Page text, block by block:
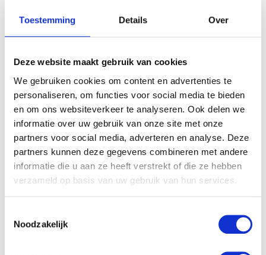
Toestemming Details Over
Deze website maakt gebruik van cookies
We gebruiken cookies om content en advertenties te
personaliseren, om functies voor social media te bieden
en om ons websiteverkeer te analyseren. Ook delen we
informatie over uw gebruik van onze site met onze
partners voor social media, adverteren en analyse. Deze
partners kunnen deze gegevens combineren met andere
informatie die u aan ze heeft verstrekt of die ze hebben
verzameld op basis van uw gebruik van hun services.
Noodzakelijk
KIM KÖTTER DEELT PRACHTIGE
GEZINSFOTO MET HAAR
JOSJE HUISMAN SHOWT
BABYBUIK OP IBIZA
MONICA GEUZE DEELT